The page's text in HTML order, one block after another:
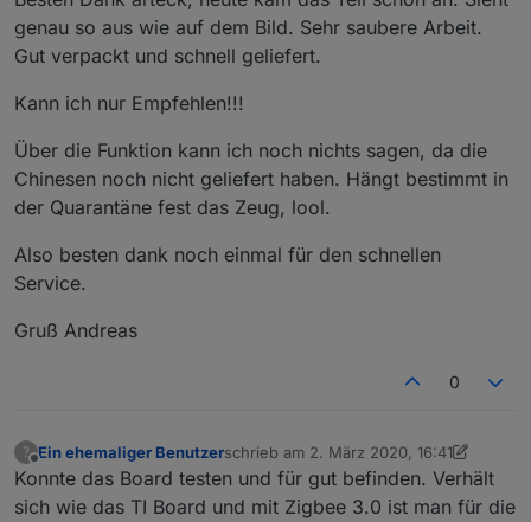
aufgedruckt..
zusätzlich externer Antennenanschluss + 3 € (mit innen
leiter oder ohne, hängt von der Antenne ab die man
verwenden möchte (WLAN Antenne))
oder einWohlfühlpaket all incl.
wahlweise als
37 € Briefversand
40 € als Einschreiben
kontakt per PN
Geräte.. keine Abbrüche
nachtrag
oder
https://www.thingiverse.com/thing:4224425
genau so aus wie auf dem Bild. Sehr saubere Arbeit.
Gut verpackt und schnell geliefert.
Kann ich nur Empfehlen!!!
Über die Funktion kann ich noch nichts sagen, da die
Chinesen noch nicht geliefert haben. Hängt bestimmt in
der Quarantäne fest das Zeug, lool.
Also besten dank noch einmal für den schnellen
Service.
Gruß Andreas
0
?
Offline
Ein ehemaliger Benutzerschrieb am 2. März 2020, 16:41
zuletzt editiert von Ein ehemaliger
Konnte das Board testen und für gut befinden. Verhält
sich wie das TI Board und mit Zigbee 3.0 ist man für die